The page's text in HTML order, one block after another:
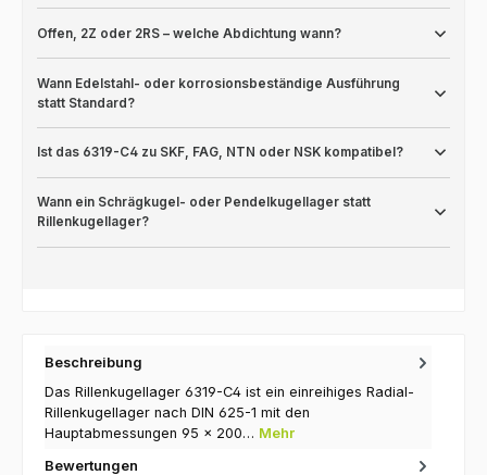
Offen, 2Z oder 2RS – welche Abdichtung wann?
Wann Edelstahl- oder korrosionsbeständige Ausführung
statt Standard?
Ist das 6319-C4 zu SKF, FAG, NTN oder NSK kompatibel?
Wann ein Schrägkugel- oder Pendelkugellager statt
Rillenkugellager?
Beschreibung
Das Rillenkugellager 6319-C4 ist ein einreihiges Radial-
Rillenkugellager nach DIN 625-1 mit den
Hauptabmessungen 95 × 200… Mehr
Bewertungen